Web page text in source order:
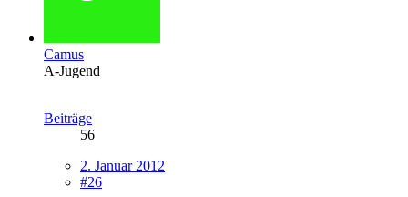
Camus
A-Jugend
Beiträge
56
2. Januar 2012
#26